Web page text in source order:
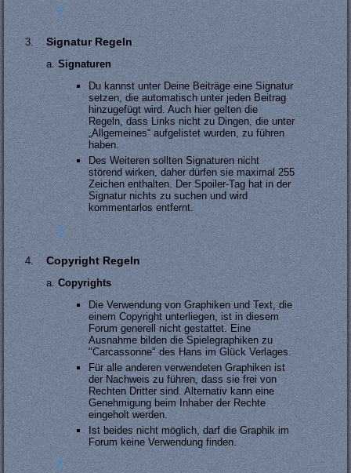
#
Signatur Regeln
Signaturen
Du kannst unter Deine Beiträge eine Signatur
setzen, die automatisch unter jeden Beitrag
hinzugefügt wird. Auch hier gelten die
Regeln, dass Links nicht zu Dingen, die unter
„Allgemeines“ aufgelistet wurden, zu führen
haben.
Des Weiteren sollten Signaturen nicht
störend wirken, daher dürfen sie maximal 255
Zeichen enthalten. Der Spoiler-Tag hat in der
Signatur nichts zu suchen und wird
kommentarlos entfernt.
#
Copyright Regeln
Copyrights
Die Verwendung von Graphiken und Text, die
einem Copyright unterliegen, ist in diesem
Forum generell nicht gestattet. Eine
Ausnahme bilden die Spielegraphiken zu
"Carcassonne" des Hans im Glück Verlages.
Für alle anderen verwendeten Graphiken ist
der Nachweis zu führen, dass sie frei von
Rechten Dritter sind. Alternativ kann eine
Genehmigung beim Inhaber der Rechte
eingeholt werden.
Ist beides nicht möglich, darf die Graphik im
Forum keine Verwendung finden.
#